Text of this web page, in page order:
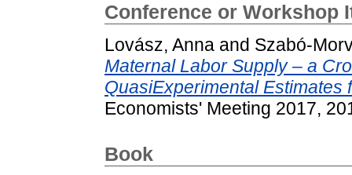
Conference or Workshop
Lovász, Anna and Szabó-
Maternal Labor Supply – a
QuasiExperimental Estimates
Economists' Meeting 2017,
Book